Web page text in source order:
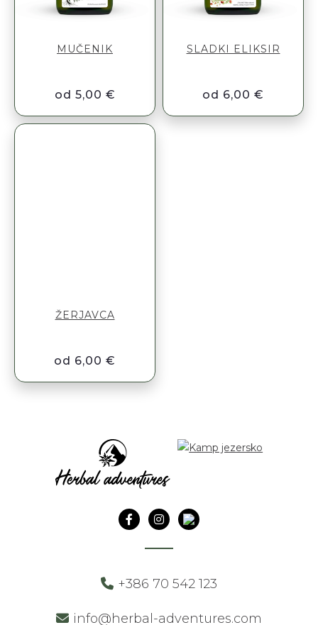
MUČENIK
od 5,00 €
SLADKI ELIKSIR
od 6,00 €
ŽERJAVCA
od 6,00 €
+386 70 542 123
info@herbal-adventures.com